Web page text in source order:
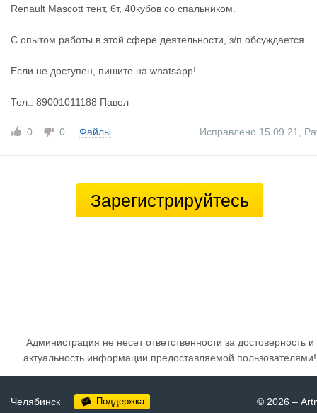
Renault Mascott тент, 6т, 40кубов со спальником.
С опытом работы в этой сфере деятельности, з/п обсуждается.
Если не доступен, пишите на whatsapp!
Тел.: 89001011188 Павел
0 0 Файлы Исправлено 15.09.21
Зарегистрируйтесь
Администрация не несет ответственности за достоверность и
актуальность информации предоставляемой пользователями!
Челябинск Поддержка © 2026 –